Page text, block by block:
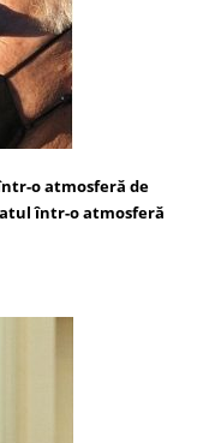
o atmosferă de
într-o atmosferă